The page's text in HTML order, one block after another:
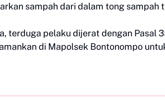
sampah dari dalam tong sampah
terduga pelaku dijerat dengan Pasal
di Mapolsek Bontonompo